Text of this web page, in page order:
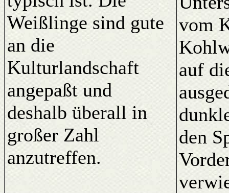
Weißlinge sind gute
an die
Kulturlandschaft
angepaßt und
deshalb überall in
großer Zahl
anzutreffen.
vom
auf
den